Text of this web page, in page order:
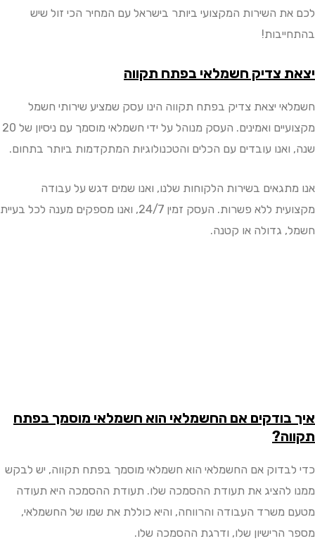
השירות המקצועי ביותר בישראל עם המחיר הכי זול שיש
צדיק חשמלאי בפתח תקווה
יצאת צדיק בפתח תקווה הינו עסק שמציע שירותי חשמל
מקצועיים ואמינים. העסק מנוהל על ידי חשמלאי מוסמך עם ניסיון של 20
עובדים עם הכלים והטכנולוגיות המתקדמות ביותר בתחום.
בשירות הלקוחות שלנו, ואנו שמים דגש על עבודה
מקצועית ללא פשרות. העסק זמין 24/7, ואנו מספקים מענה לכל בעיית
גדולה או קטנה.
אם החשמלאי הוא חשמלאי מוסמך בפתח
אם החשמלאי הוא חשמלאי מוסמך בפתח תקווה, יש לבקש
להציג את תעודת ההסמכה שלו. תעודת ההסמכה היא תעודה
העבודה והרווחה, והיא כוללת את שמו של החשמלאי,
שלו, ודרגת ההסמכה שלו.